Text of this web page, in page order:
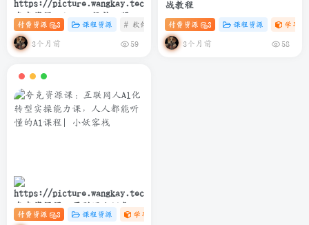
夸克资源：APP UI设计入门课
程资料（课件+视频）
付费资源 3 课程资源 # 软件 # 设计 # UI 课程
3个月前 59
战教程
付费资源 3 课程资源 学习资
3个月前 58
夸克资源课：互联网人Al化转
型实操能力课，人人都能听懂
付费资源 3 课程资源 学习资料课